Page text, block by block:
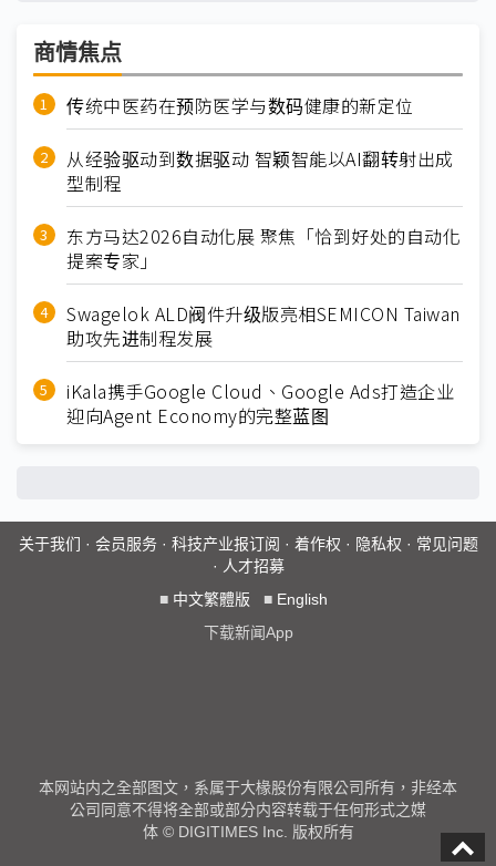
商情焦点
传统中医药在预防医学与数码健康的新定位
从经验驱动到数据驱动 智颖智能以AI翻转射出成
型制程
东方马达2026自动化展 聚焦「恰到好处的自动化
提案专家」
Swagelok ALD阀件升级版亮相SEMICON Taiwan
助攻先进制程发展
iKala携手Google Cloud、Google Ads打造企业
迎向Agent Economy的完整蓝图
关于我们 · 会员服务· 科技产业报订阅 · 着作权 · 隐私权 · 常见问题
· 人才招募
■ 中文繁體版 ■ English
下载新闻App
本网站内之全部图文，系属于大椽股份有限公司所有，非经本
公司同意不得将全部或部分内容转载于任何形式之媒
体 © DIGITIMES Inc. 版权所有